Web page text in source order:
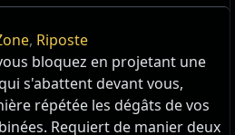
, Riposte
bloquez en projetant une
s'abattent devant vous,
répétée les dégâts de vos
Requiert de manier deux